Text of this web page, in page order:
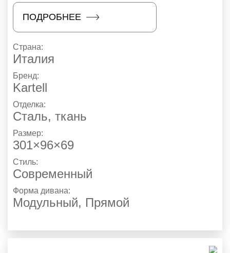
ПОДРОБНЕЕ
Страна:
Италия
Бренд:
Kartell
Отделка:
Сталь, ткань
Размер:
301×96×69
Стиль:
Современный
Форма дивана:
Модульный, Прямой